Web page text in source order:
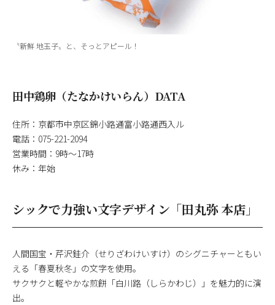
〝新鮮 地玉子〟と、そっとアピール！
田中鶏卵（たなかけいらん）DATA
住所：京都市中京区錦小路通富小路通西入ル
電話：075-221-2094
営業時間：9時〜17時
休み：年始
シックで力強い文字デザイン「田丸弥 本店」
人間国宝・芹沢銈介（せりざわけいすけ）のシグニチャーともい
える「春夏秋冬」の文字を使用。
サクサクと軽やかな煎餅「白川路（しらかわじ）」を魅力的に演
出。